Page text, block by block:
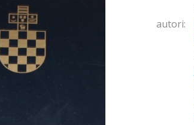
autori: